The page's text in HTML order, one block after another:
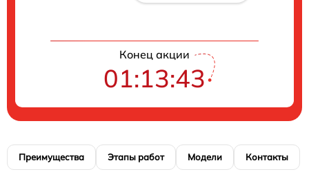
Конец акции
01:13:43
Преимущества Этапы работ Модели Контакты